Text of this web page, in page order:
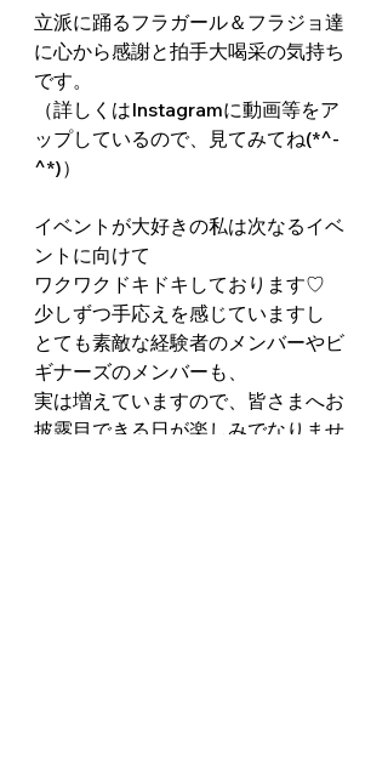
立派に踊るフラガール＆フラジョ達
に心から感謝と拍手大喝采の気持ち
です。
（詳しくはInstagramに動画等をア
ップしているので、見てみてね(*^-
^*)）
イベントが大好きの私は次なるイベ
ントに向けて
ワクワクドキドキしております♡
少しずつ手応えを感じていますし
とても素敵な経験者のメンバーやビ
ギナーズのメンバーも、
実は増えていますので、皆さまへお
披露目できる日が楽しみでなりませ